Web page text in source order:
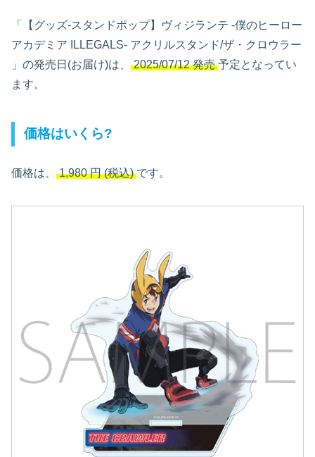
「【グッズ-スタンドポップ】ヴィジランテ -僕のヒーロー
アカデミア ILLEGALS- アクリルスタンド/ザ・クロウラー
」の発売日(お届け)は、 2025/07/12 発売 予定となってい
ます。
価格はいくら?
価格は、 1,980円(税込) です。